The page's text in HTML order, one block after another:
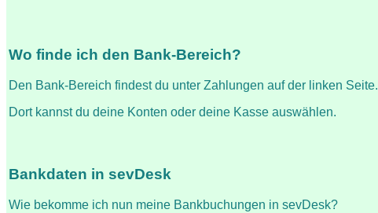
Wo finde ich den Bank-Bereich?
Den Bank-Bereich findest du unter Zahlungen auf der linken Seite.
Dort kannst du deine Konten oder deine Kasse auswählen.
Bankdaten in sevDesk
Wie bekomme ich nun meine Bankbuchungen in sevDesk?